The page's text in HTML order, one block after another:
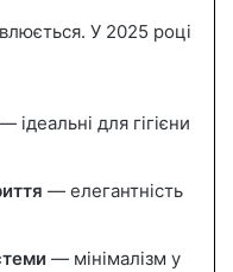
У 2025 році
— ідеальні для гігієни
— елегантність
— мінімалізм у